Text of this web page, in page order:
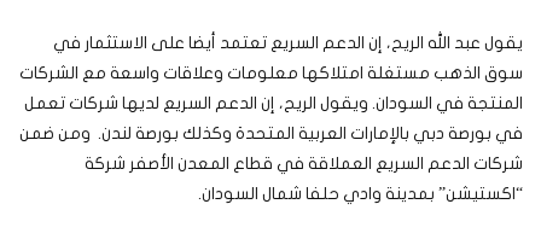
يقول عبد الله الريح، إن الدعم السريع تعتمد أيضا على الاستثمار في
سوق الذهب مستغلة امتلاكها معلومات وعلاقات واسعة مع الشركات
المنتجة في السودان. ويقول الريح، إن الدعم السريع لديها شركات تعمل
في بورصة دبي بالإمارات العربية المتحدة وكذلك بورصة لندن. ومن ضمن
شركات الدعم السريع العملاقة في قطاع المعدن الأصفر شركة
“اكستيشن” بمدينة وادي حلفا شمال السودان.